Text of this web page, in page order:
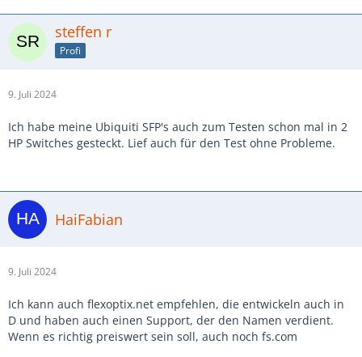
steffen r
Profi
9. Juli 2024
Ich habe meine Ubiquiti SFP's auch zum Testen schon mal in 2
HP Switches gesteckt. Lief auch für den Test ohne Probleme.
HaiFabian
9. Juli 2024
Ich kann auch flexoptix.net empfehlen, die entwickeln auch in
D und haben auch einen Support, der den Namen verdient.
Wenn es richtig preiswert sein soll, auch noch fs.com